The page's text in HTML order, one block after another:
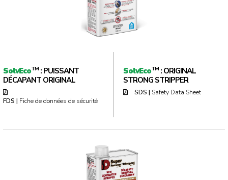
SolvEcoTM : PUISSANT
DÉCAPANT ORIGINAL
FDS | Fiche de données de sécurité
SolvEcoTM : ORIGINAL
STRONG STRIPPER
SDS | Safety Data Sheet